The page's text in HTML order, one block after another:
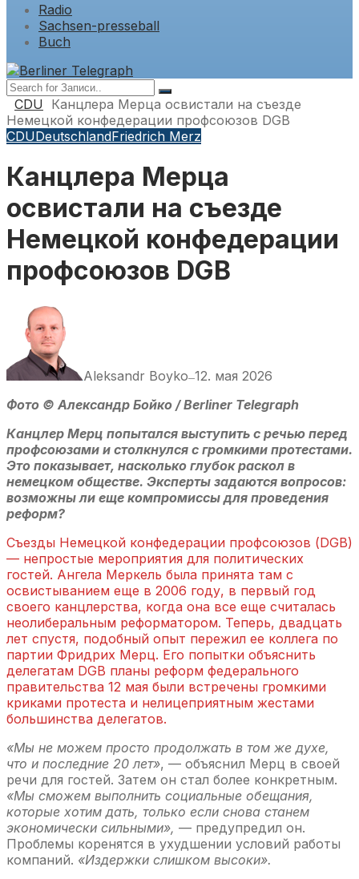
Radio
Sachsen-presseball
Buch
CDU
Канцлера Мерца освистали на съезде
Немецкой конфедерации профсоюзов DGB
CDUDeutschlandFriedrich Merz
Канцлера Мерца
освистали на съезде
Немецкой конфедерации
профсоюзов DGB
Aleksandr Boyko—12. мая 2026
Фото © Александр Бойко / Berliner Telegraph
Канцлер Мерц попытался выступить с речью перед
профсоюзами и столкнулся с громкими протестами.
Это показывает, насколько глубок раскол в
немецком обществе. Эксперты задаются вопросов:
возможны ли еще компромиссы для проведения
реформ?
Съезды Немецкой конфедерации профсоюзов (DGB)
— непростые мероприятия для политических
гостей. Ангела Меркель была принята там с
освистыванием еще в 2006 году, в первый год
своего канцлерства, когда она все еще считалась
неолиберальным реформатором. Теперь, двадцать
лет спустя, подобный опыт пережил ее коллега по
партии Фридрих Мерц. Его попытки объяснить
делегатам DGB планы реформ федерального
правительства 12 мая были встречены громкими
криками протеста и нелицеприятным жестами
большинства делегатов.
«Мы не можем просто продолжать в том же духе,
что и последние 20 лет», — объяснил Мерц в своей
речи для гостей. Затем он стал более конкретным.
«Мы сможем выполнить социальные обещания,
которые хотим дать, только если снова станем
экономически сильными», — предупредил он.
Проблемы коренятся в ухудшении условий работы
компаний. «Издержки слишком высоки».